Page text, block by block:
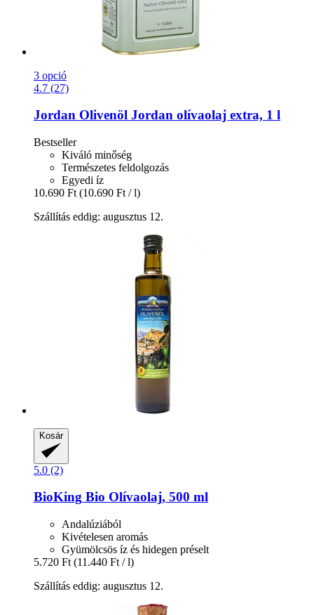
3 opció
4.7 (27)
Jordan Olivenöl Jordan olívaolaj extra, 1 l
Bestseller
Kiváló minőség
Természetes feldolgozás
Egyedi íz
10.690 Ft (10.690 Ft / l)
Szállítás eddig: augusztus 12.
Kosár
5.0 (2)
BioKing Bio Olívaolaj, 500 ml
Andalúziából
Kivételesen aromás
Gyümölcsös íz és hidegen préselt
5.720 Ft (11.440 Ft / l)
Szállítás eddig: augusztus 12.